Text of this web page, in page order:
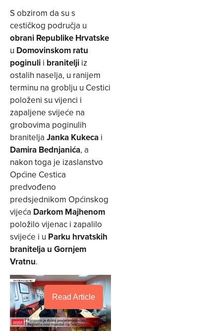
S obzirom da su s
cestičkog područja u
obrani Republike Hrvatske
u Domovinskom ratu
poginuli i branitelji iz
ostalih naselja, u ranijem
terminu na groblju u Cestici
položeni su vijenci i
zapaljene svijeće na
grobovima poginulih
branitelja Janka Kukeca i
Damira Bednjanića, a
nakon toga je izaslanstvo
Općine Cestica
predvođeno
predsjednikom Općinskog
vijeća Darkom Majhenom
položilo vijenac i zapalilo
svijeće i u Parku hrvatskih
branitelja u Gornjem
Vratnu.
Read Article